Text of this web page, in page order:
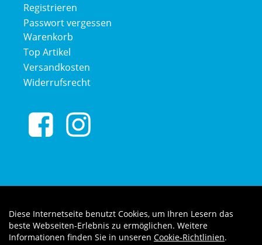
Registrieren
Passwort vergessen
Warenkorb
Top Artikel
Versandkosten
Widerrufsrecht
Diese Internetseite benutzt Cookies, um Ihren Lesern das
beste Webseiten-Erlebnis zu ermöglichen. Weitere
Informationen finden Sie in unseren Cookie-Richtlinien.
Auftrag widerrufen